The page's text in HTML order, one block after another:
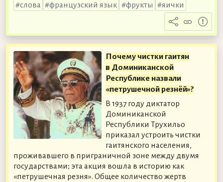
слова
французский язык фрукты яички
Почему чистки гаитян
в Доминиканской
Республике назвали
«петрушечной резнёй»?
В 1937 году диктатор
Доминиканской
Республики Трухильо
приказал устроить чистки
гаитянского населения,
проживавшего в приграничной зоне между двумя
государствами; эта акция вошла в историю как
«петрушечная резня». Общее количество жертв